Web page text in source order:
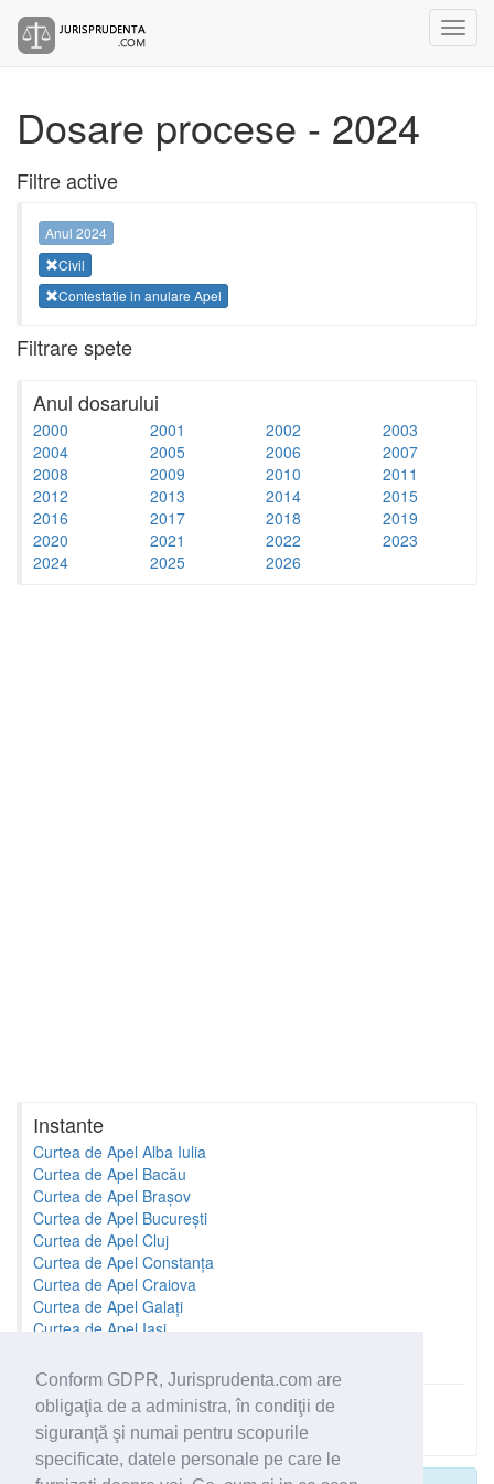
Conform GDPR, Jurisprudenta.com are
obligaţia de a administra, în condiţii de
siguranţă şi numai pentru scopurile
specificate, datele personale pe care le
Dosare procese - 2024
Filtre active
Anul 2024
Civil
Contestatie in anulare Apel
Filtrare spete
Anul dosarului
2000 2001 2002
2003
2004
2005 2006
2007
2008
2009 2010
2011
2012
2013 2014
2015
2016
2017 2018
2019
2020
2021 2022
2023
2024
2025 2026
Instante
Curtea de Apel Alba Iulia
Curtea de Apel Bacău
Curtea de Apel Brașov
Curtea de Apel București
Curtea de Apel Cluj
Curtea de Apel Constanța
Curtea de Apel Craiova
Curtea de Apel Galați
Curtea de Apel Iași
Toate instantele